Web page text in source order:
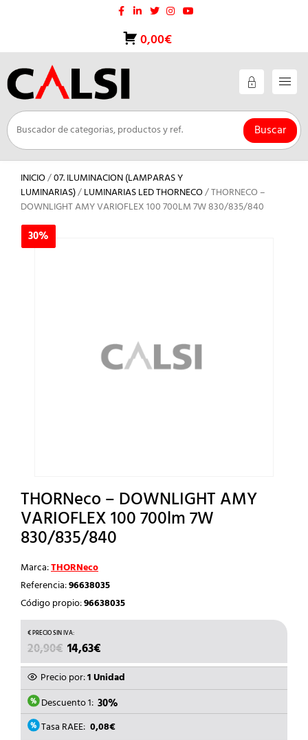
0,00€
Buscar
INICIO/07. ILUMINACION (LAMPARAS Y
LUMINARIAS)/LUMINARIAS LED THORNECO/ THORNECO –
DOWNLIGHT AMY VARIOFLEX 100 700LM 7W 830/835/840
30%
THORNeco – DOWNLIGHT AMY
VARIOFLEX 100 700lm 7W
830/835/840
Marca:THORNeco
Referencia:96638035
Código propio:96638035
20,90€ EL
PRECIO
ORIGINAL
ERA:
20,90€.
14,63€
PRECIO
ACTUAL
ES:
14,63€.
Precio por:1 Unidad
Descuento 1: 30%
Tasa RAEE: 0,08€
30%